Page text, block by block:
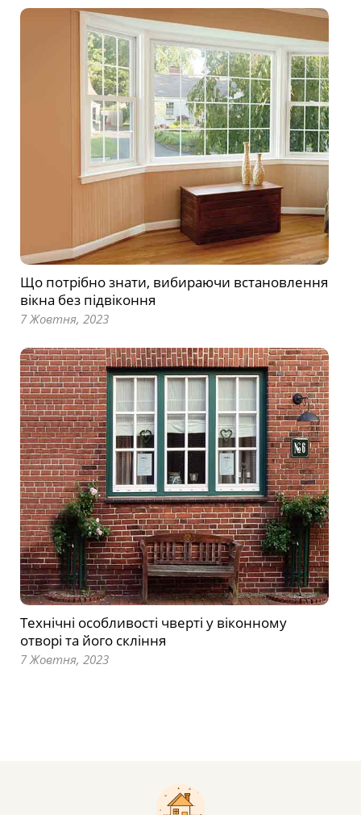
Що потрібно знати, вибираючи встановлення
вікна без підвіконня
7 Жовтня, 2023
Технічні особливості чверті у віконному
отворі та його скління
7 Жовтня, 2023